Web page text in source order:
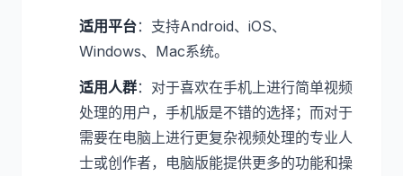
适用平台：支持Android、iOS、
Windows、Mac系统。
适用人群：对于喜欢在手机上进行简单视频
处理的用户，手机版是不错的选择；而对于
需要在电脑上进行更复杂视频处理的专业人
士或创作者，电脑版能提供更多的功能和操